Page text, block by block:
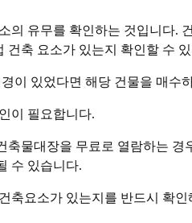
유무를 확인하는 것입니다.
축 요소가 있는지 확인할 수
이 있었다면 해당 건물을 매
이 필요합니다.
물대장을 무료로 열람하는
수 있습니다.
축요소가 있는지를 반드시 확인